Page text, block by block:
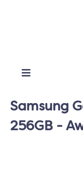
Samsung
256GB -